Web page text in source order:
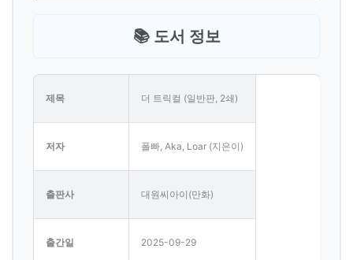
📚 도서 정보
제목 더 트릭컬 (일반판, 2쇄)
저자 폴빠, Aka, Loar (지은이)
출판사 대원씨아이(만화)
출간일 2025-09-29